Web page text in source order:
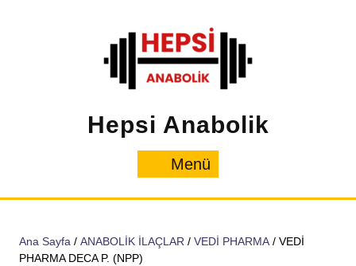
Hepsi Anabolik
Menü
Ana Sayfa / ANABOLİK İLAÇLAR / VEDİ PHARMA / VEDİ
PHARMA DECA P. (NPP)